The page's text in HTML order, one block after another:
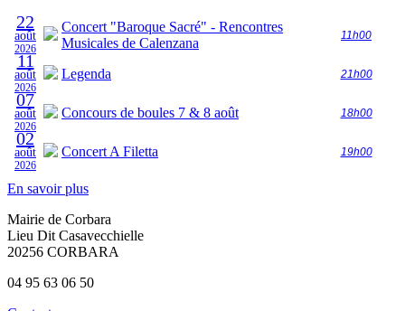
22
août
2026
Concert "Baroque Sacré" - Rencontres
Musicales de Calenzana
11h00
11
août
2026
Legenda 21h00
07
août
2026
Concours de boules 7 & 8 août 18h00
02
août
2026
Concert A Filetta 19h00
En savoir plus
Mairie de Corbara
Lieu Dit Casavecchielle
20256 CORBARA
04 95 63 06 50